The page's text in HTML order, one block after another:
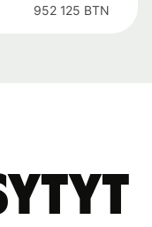
952 125 BTN